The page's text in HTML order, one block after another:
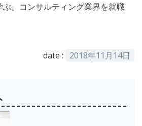
。コンサルティング業界を就職
date : 2018年11月14日